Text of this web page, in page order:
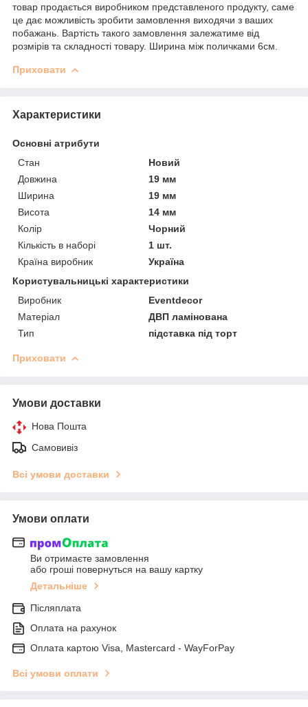
товар продається виробником представленого продукту, саме
це дає можливість зробити замовлення виходячи з ваших
побажань. Вартість такого замовлення залежатиме від
розмірів та складності товару. Ширина між поличками 6см.
Приховати
Характеристики
Основні атрибути
Стан
Новий
Довжина
19 мм
Ширина
19 мм
Висота
14 мм
Колір
Чорний
Кількість в наборі
1 шт.
Країна виробник
Україна
Користувальницькі характеристики
Виробник
Eventdecor
Матеріал
ДВП ламінована
Тип
підставка під торт
Приховати
Умови доставки
Нова Пошта
Самовивіз
Всі умови доставки
Умови оплати
Ви отримаєте замовлення
або гроші повернуться на вашу картку
Детальніше
Післяплата
Оплата на рахунок
Оплата картою Visa, Mastercard - WayForPay
Всі умови оплати